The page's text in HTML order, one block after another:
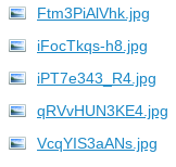
Ftm3PiAlVhk.jpg
iFocTkqs-h8.jpg
iPT7e343_R4.jpg
qRVvHUN3KE4.jpg
VcqYIS3aANs.jpg